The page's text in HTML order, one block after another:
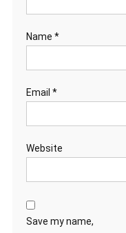
Name *
Email *
Website
Save my name,